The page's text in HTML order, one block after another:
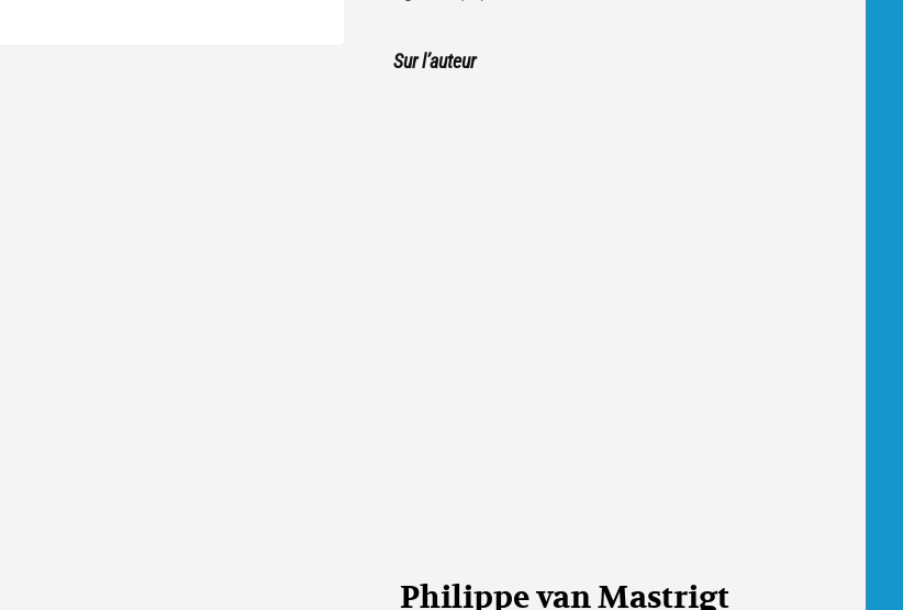
Sur l’auteur
Philippe van Mastrigt